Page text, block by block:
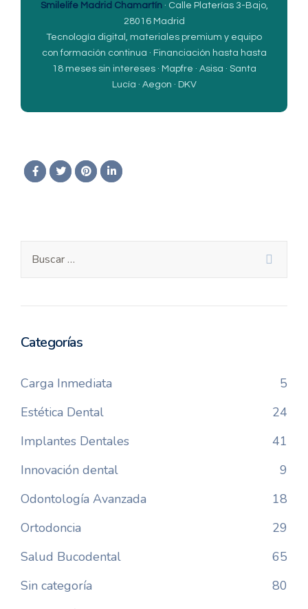
Smilelife Madrid Chamartín· Calle Platerías 3-Bajo,
28016 Madrid
Tecnología digital, materiales premium y equipo
con formación continua · Financiación hasta hasta
18 meses sin intereses · Mapfre · Asisa · Santa
Lucía · Aegon · DKV
Categorías
Carga Inmediata
5
Estética Dental
24
Implantes Dentales
41
Innovación dental
9
Odontología Avanzada
18
Ortodoncia
29
Salud Bucodental
65
Sin categoría
80